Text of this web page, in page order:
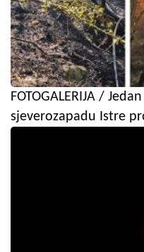
FOTOGALERIJA /
sjeverozapadu Istre